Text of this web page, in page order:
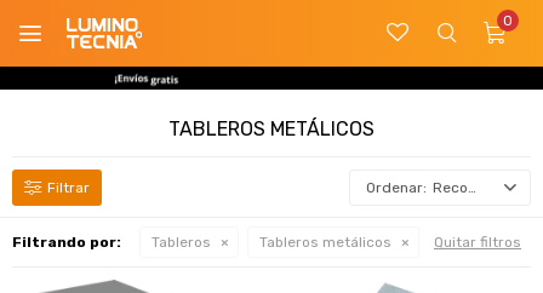
0

TABLEROS METÁLICOS
Recomendados
Filtrando por: Tableros Tableros metálicos Quitar filtros